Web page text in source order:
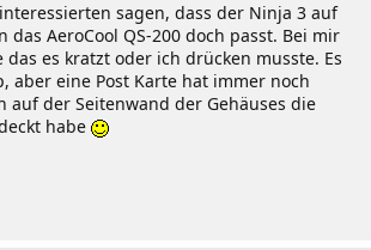
sagen, dass der Ninja 3 auf
das AeroCool QS-200 doch passt. Bei mir
das es kratzt oder ich drücken musste. Es
aber eine Post Karte hat immer noch
auf der Seitenwand der Gehäuses die
habe